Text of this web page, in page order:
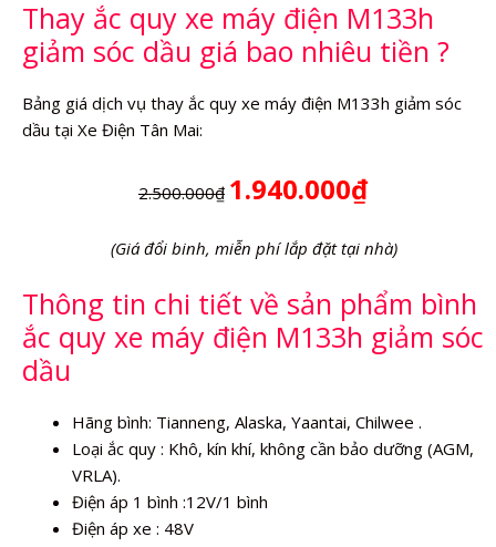
số
lượng
Thay ắc quy xe máy điện M133h
giảm sóc dầu giá bao nhiêu tiền ?
Bảng giá dịch vụ thay ắc quy xe máy điện M133h giảm sóc
dầu tại Xe Điện Tân Mai:
2.500.000₫ 1.940.000₫
(Giá đổi binh, miễn phí lắp đặt tại nhà)
Thông tin chi tiết về sản phẩm bình
ắc quy xe máy điện M133h giảm sóc
dầu
Hãng bình: Tianneng, Alaska, Yaantai, Chilwee .
Loại ắc quy : Khô, kín khí, không cần bảo dưỡng (AGM,
VRLA).
Điện áp 1 bình :12V/1 bình
Điện áp xe : 48V